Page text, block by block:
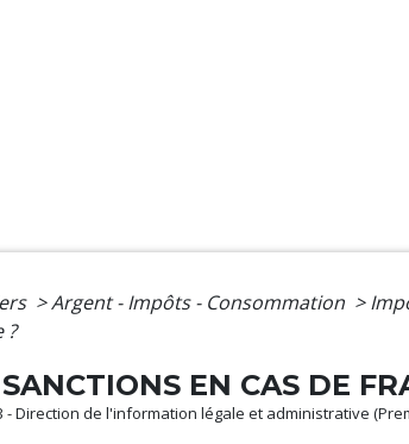
>Argent - Impôts - Consommation >
?
EN CAS DE
- Direction de l'information légale et administrative